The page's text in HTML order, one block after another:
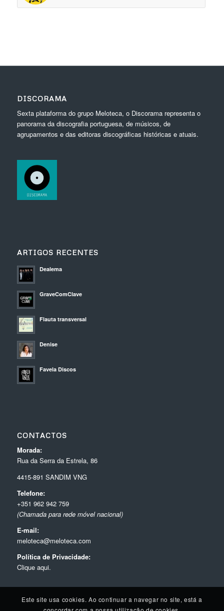
DISCORAMA
Sexta plataforma do grupo Meloteca, o Discorama representa o
panorama da discografia portuguesa, de músicos, de
agrupamentos e das editoras discográficas históricas e atuais.
ARTIGOS RECENTES
Dealema
GraveComClave
Flauta transversal
Denise
Favela Discos
CONTACTOS
Morada:
Rua da Serra da Estrela, 86
4415-891 SANDIM VNG
Telefone:
+351 962 942 759
(Chamada para rede móvel nacional)
E-mail:
meloteca@meloteca.com
Política de Privacidade:
Clique aqui.
Este site usa cookies. Ao continuar a navegar no site, está a